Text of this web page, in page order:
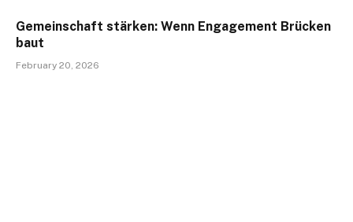
Gemeinschaft stärken: Wenn Engagement Brücken
baut
February 20, 2026